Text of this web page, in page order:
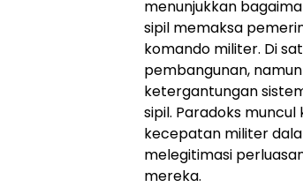
menunjukkan
sipil memaksa
komando militer. Di
pembangunan,
ketergantungan
sipil. Paradoks
kecepatan militer
melegitimasi
mereka.